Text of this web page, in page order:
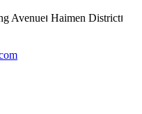
၊ Haimen District၊